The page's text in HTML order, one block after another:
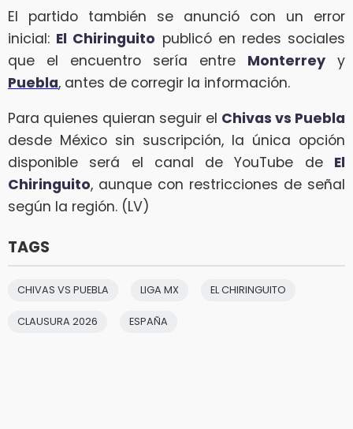
El partido también se anunció con un error
inicial: El Chiringuito publicó en redes sociales
que el encuentro sería entre Monterrey y
Puebla, antes de corregir la información.
Para quienes quieran seguir el Chivas vs Puebla
desde México sin suscripción, la única opción
disponible será el canal de YouTube de El
Chiringuito, aunque con restricciones de señal
según la región. (LV)
TAGS
CHIVAS VS PUEBLA LIGA MX EL CHIRINGUITO
CLAUSURA 2026 ESPAÑA